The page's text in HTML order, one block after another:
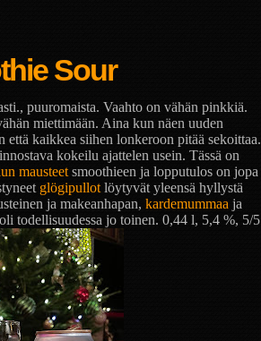
Sour
puuromaista. Vaahto on vähän pinkkiä.
miettimään. Aina kun näen uuden
että kaikkea siihen lonkeroon pitää sekoittaa.
kokeilu ajattelen usein. Tässä on
mausteet smoothieen ja lopputulos on jopa
glögipullot löytyvät yleensä hyllystä
ja makeanhapan, kardemummaa ja
todellisuudessa jo toinen. 0,44 l, 5,4 %, 5/5